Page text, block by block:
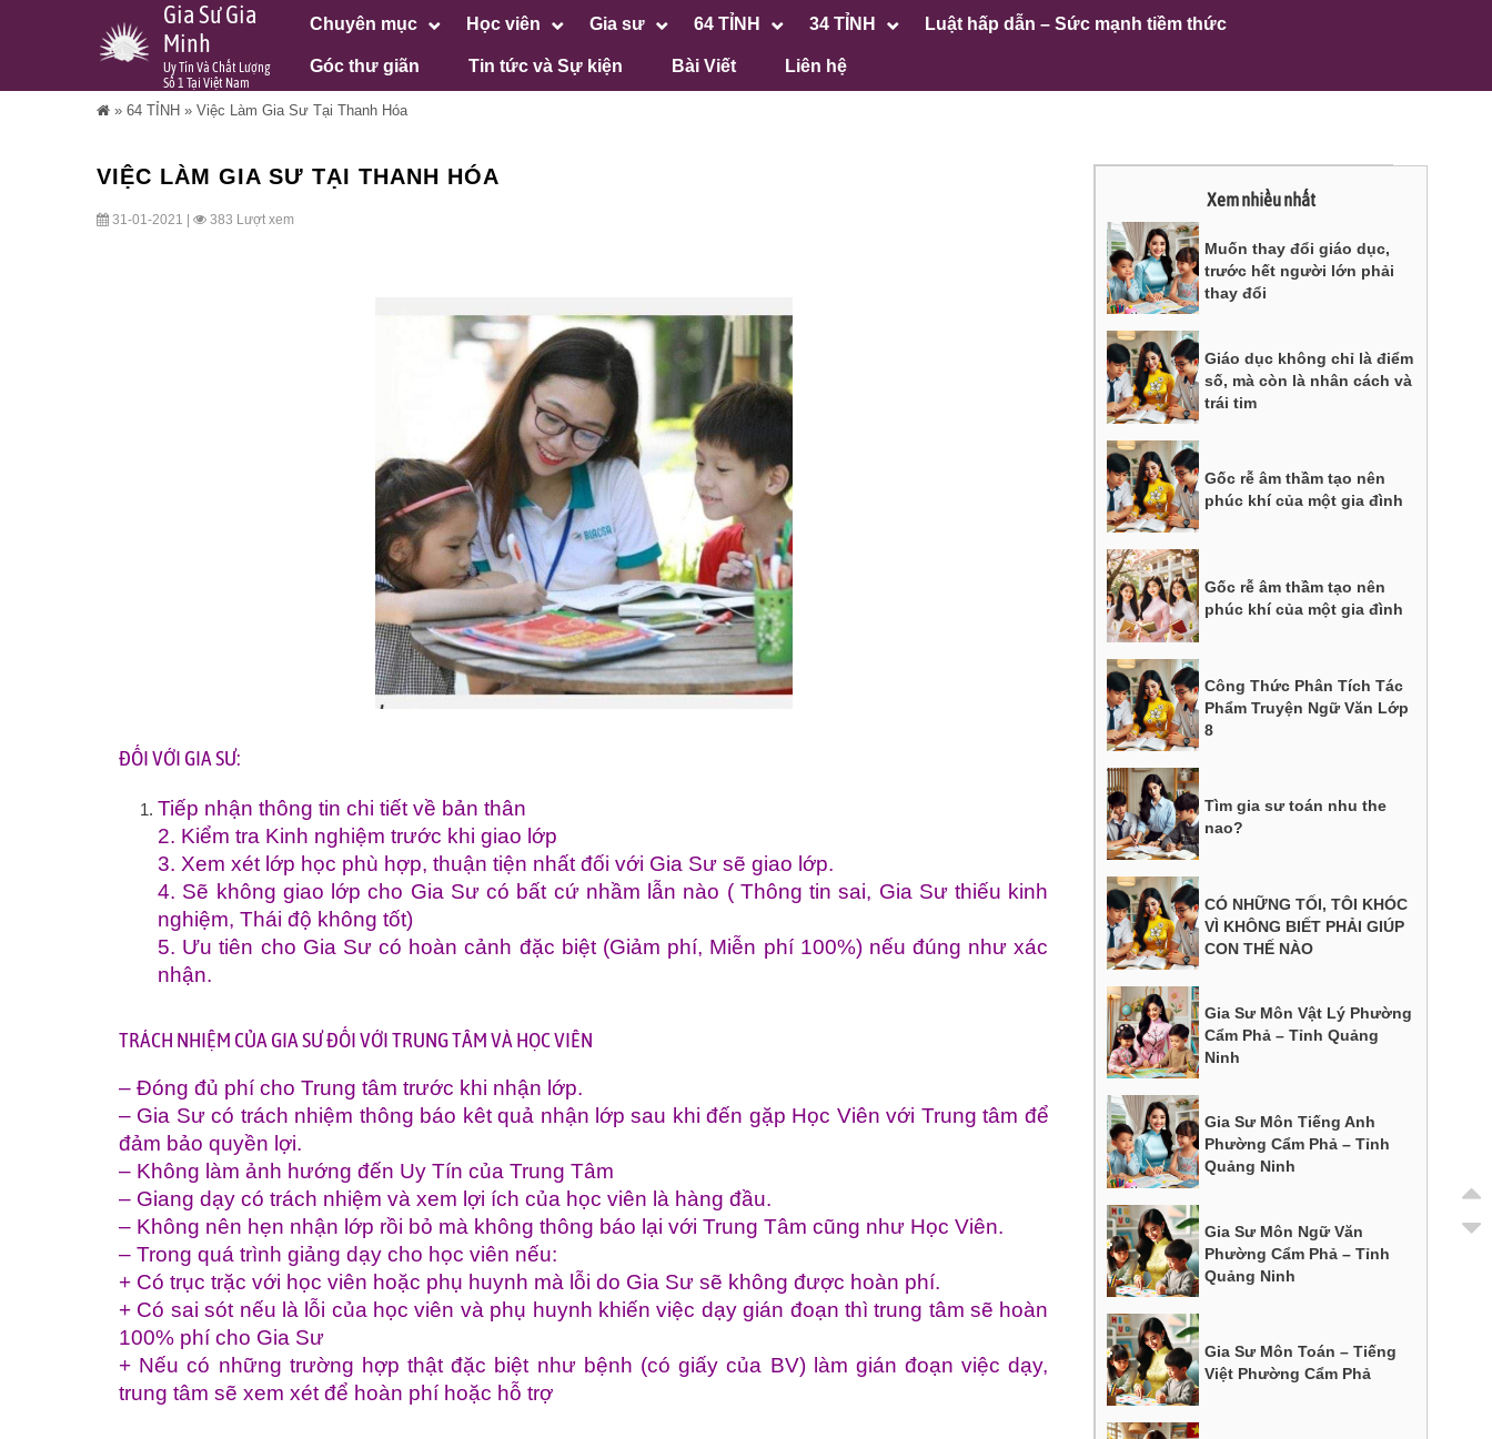
Gia Sư Gia
Minh
Uy Tín Và Chất Lượng
Số 1 Tại Việt Nam
Chuyên mục Học viên Gia sư 64 TỈNH 34 TỈNH Luật hấp dẫn – Sức mạnh tiềm thức
Góc thư giãn Tin tức và Sự kiện Bài Viết Liên hệ
» 64 TỈNH » Việc Làm Gia Sư Tại Thanh Hóa
VIỆC LÀM GIA SƯ TẠI THANH HÓA
31-01-2021 | 383 Lượt xem
ĐỐI VỚI GIA SƯ:
Tiếp nhận thông tin chi tiết về bản thân
2. Kiểm tra Kinh nghiệm trước khi giao lớp
3. Xem xét lớp học phù hợp, thuận tiện nhất đối với Gia Sư sẽ giao lớp.
4. Sẽ không giao lớp cho Gia Sư có bất cứ nhầm lẫn nào ( Thông tin sai, Gia Sư thiếu kinh
nghiệm, Thái độ không tốt)
5. Ưu tiên cho Gia Sư có hoàn cảnh đặc biệt (Giảm phí, Miễn phí 100%) nếu đúng như xác
nhận.
TRÁCH NHIỆM CỦA GIA SƯ ĐỐI VỚI TRUNG TÂM VÀ HỌC VIÊN
– Đóng đủ phí cho Trung tâm trước khi nhận lớp.
– Gia Sư có trách nhiệm thông báo kêt quả nhận lớp sau khi đến gặp Học Viên với Trung tâm để
đảm bảo quyền lợi.
– Không làm ảnh hướng đến Uy Tín của Trung Tâm
– Giang dạy có trách nhiệm và xem lợi ích của học viên là hàng đầu.
– Không nên hẹn nhận lớp rồi bỏ mà không thông báo lại với Trung Tâm cũng như Học Viên.
– Trong quá trình giảng dạy cho học viên nếu:
+ Có trục trặc với học viên hoặc phụ huynh mà lỗi do Gia Sư sẽ không được hoàn phí.
+ Có sai sót nếu là lỗi của học viên và phụ huynh khiến việc dạy gián đoạn thì trung tâm sẽ hoàn
100% phí cho Gia Sư
+ Nếu có những trường hợp thật đặc biệt như bệnh (có giấy của BV) làm gián đoạn việc dạy,
trung tâm sẽ xem xét để hoàn phí hoặc hỗ trợ
Xem nhiều nhất
Muốn thay đổi giáo dục,
trước hết người lớn phải
thay đổi
Giáo dục không chỉ là điểm
số, mà còn là nhân cách và
trái tim
Gốc rễ âm thầm tạo nên
phúc khí của một gia đình
Gốc rễ âm thầm tạo nên
phúc khí của một gia đình
Công Thức Phân Tích Tác
Phẩm Truyện Ngữ Văn Lớp
8
Tìm gia sư toán nhu the
nao?
CÓ NHỮNG TỐI, TÔI KHÓC
VÌ KHÔNG BIẾT PHẢI GIÚP
CON THẾ NÀO
Gia Sư Môn Vật Lý Phường
Cẩm Phả – Tỉnh Quảng
Ninh
Gia Sư Môn Tiếng Anh
Phường Cẩm Phả – Tỉnh
Quảng Ninh
Gia Sư Môn Ngữ Văn
Phường Cẩm Phả – Tỉnh
Quảng Ninh
Gia Sư Môn Toán – Tiếng
Việt Phường Cẩm Phả